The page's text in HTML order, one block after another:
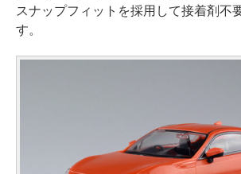
スナップフィットを採用して接着剤不
す。